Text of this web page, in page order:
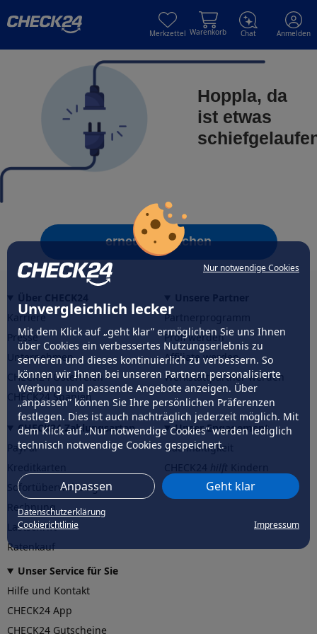
Nur notwendige Cookies
Unvergleichlich lecker
Mit dem Klick auf „geht klar” ermöglichen Sie uns Ihnen
über Cookies ein verbessertes Nutzungserlebnis zu
servieren und dieses kontinuierlich zu verbessern. So
können wir Ihnen bei unseren Partnern personalisierte
Werbung und passende Angebote anzeigen. Über
„anpassen” können Sie Ihre persönlichen Präferenzen
festlegen. Dies ist auch nachträglich jederzeit möglich. Mit
dem Klick auf „Nur notwendige Cookies” werden lediglich
technisch notwendige Cookies gespeichert.
Anpassen Geht klar
Datenschutzerklärung
Cookierichtlinie
Impressum
Merkzettel Warenkorb Chat Anmelden
Hoppla, da
ist etwas
erneut versuchen
Karriere
Presse
Unternehmen
CHECK24 Österreich
CHECK24 Spanien
Partnerprogramm
Profi werden
Affiliate werden
Werkstattpartner werden
CHECK24 Zahlungsarten
PayPal
Sofortüberweisung
Rechnung
Lastschrift
Ratenkauf
Unser Engagement
Nachhaltigkeit
CHECK24hilftder Natur
Unser Service für Sie
Hilfe und Kontakt
CHECK24 App
CHECK24 Gutscheine